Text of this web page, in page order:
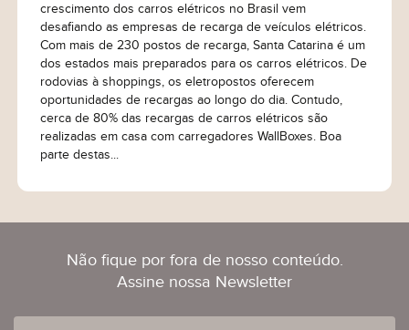
crescimento dos carros elétricos no Brasil vem
desafiando as empresas de recarga de veículos elétricos.
Com mais de 230 postos de recarga, Santa Catarina é um
dos estados mais preparados para os carros elétricos. De
rodovias à shoppings, os eletropostos oferecem
oportunidades de recargas ao longo do dia. Contudo,
cerca de 80% das recargas de carros elétricos são
realizadas em casa com carregadores WallBoxes. Boa
parte destas...
Não fique por fora de nosso conteúdo.
Assine nossa Newsletter